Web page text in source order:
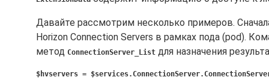
Давайте рассмотрим несколько примеров.
Horizon Connection Servers в рамках пода (pod).
метод ConnectionServer_List для назначения
$hvservers =